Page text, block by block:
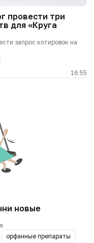
провести три
для «Круга
запрос котировок на
16:55
новые
орфанные препараты